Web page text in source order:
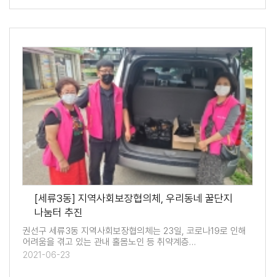
[세류3동] 지역사회보장협의체, 우리동네 꿀단지
나눔터 추진
권선구 세류3동 지역사회보장협의체는 23일, 코로나19로 인해
어려움을 겪고 있는 관내 홀몸노인 등 취약계층…
2021-06-23